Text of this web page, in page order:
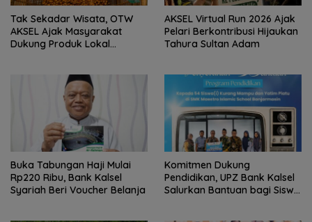
Tak Sekadar Wisata, OTW
AKSEL Ajak Masyarakat
Dukung Produk Lokal
AKSEL Virtual Run 2026 Ajak
Pelari Berkontribusi Hijaukan
Tahura Sultan Adam
Buka Tabungan Haji Mulai
Rp220 Ribu, Bank Kalsel
Syariah Beri Voucher Belanja
Komitmen Dukung
Pendidikan, UPZ Bank Kalsel
Salurkan Bantuan bagi Siswa